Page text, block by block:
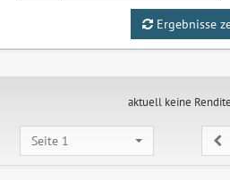
Ergebnisse
aktuell keine
Seite 1